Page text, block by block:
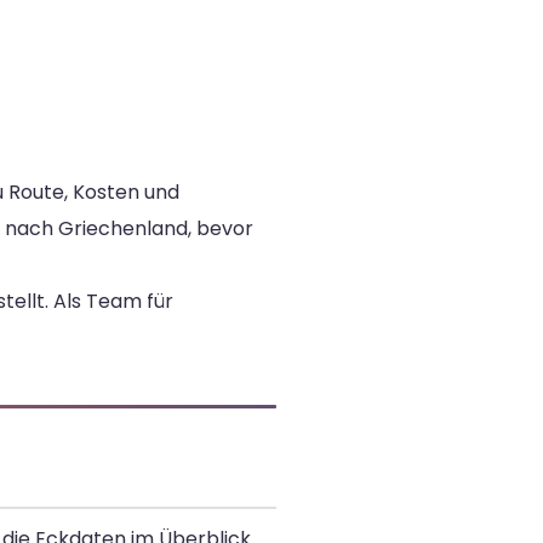
Kosten und
Griechenland, bevor
Als Team für